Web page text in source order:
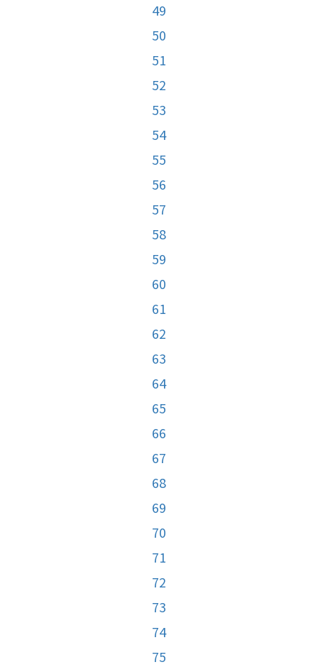
49
50
51
52
53
54
55
56
57
58
59
60
61
62
63
64
65
66
67
68
69
70
71
72
73
74
75